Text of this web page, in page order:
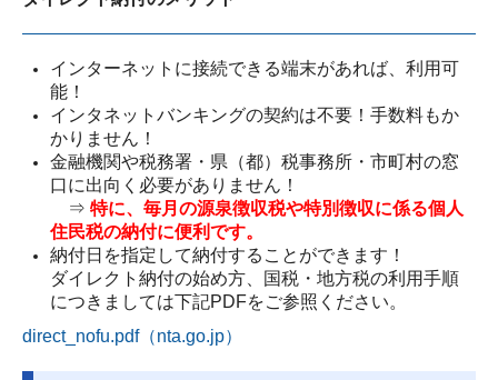
インターネットに接続できる端末があれば、利用可
能！
インタネットバンキングの契約は不要！手数料もか
かりません！
金融機関や税務署・県（都）税事務所・市町村の窓
口に出向く必要がありません！
⇒ 特に、毎月の源泉徴収税や特別徴収に係る個人
住民税の納付に便利です。
納付日を指定して納付することができます！
ダイレクト納付の始め方、国税・地方税の利用手順
につきましては下記PDFをご参照ください。
direct_nofu.pdf（nta.go.jp）